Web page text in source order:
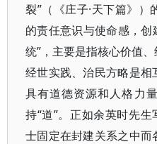
裂”（《庄子·天下篇》
的责任意识与使命感，创
统”，主要是指核心价值
经世实践、治民方略是相
具有道德资源和人格力
持“道”。正如余英时先生
士固定在封建关系之中